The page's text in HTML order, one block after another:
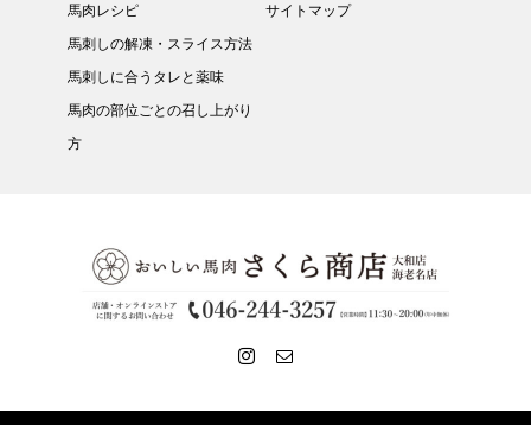
馬肉レシピ
馬刺しの解凍・スライス方法
馬刺しに合うタレと薬味
馬肉の部位ごとの召し上がり
方
サイトマップ